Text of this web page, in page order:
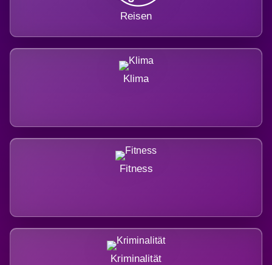
Reisen
Klima
Fitness
Kriminalität